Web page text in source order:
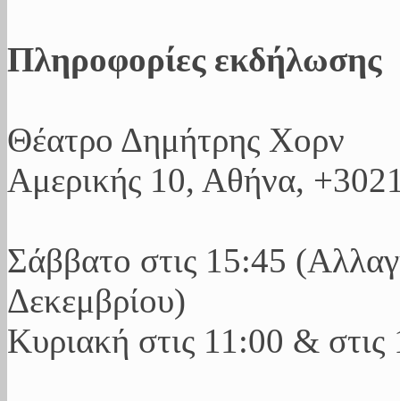
Πληροφορίες εκδήλωσης
Θέατρο Δημήτρης Χορν
Αμερικής 10, Αθήνα,
Σάββατο στις 15:45
Δεκεμβρίου)
Κυριακή στις 11:00 & στις